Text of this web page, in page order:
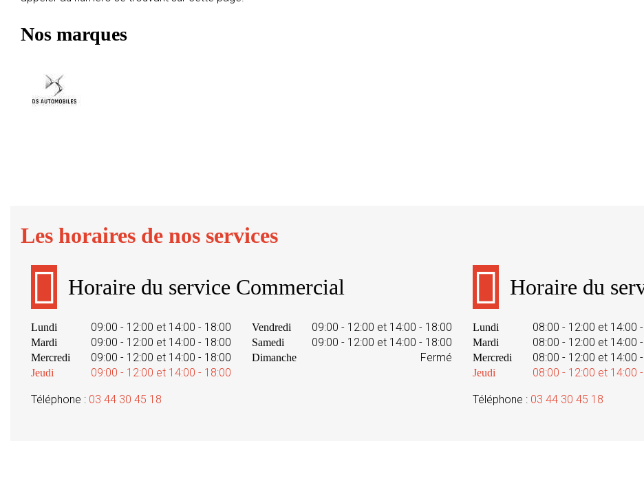
Nos marques
Les horaires de nos services
Horaire du service Commercial
Lundi 09:00 - 12:00 et 14:00 - 18:00
Mardi 09:00 - 12:00 et 14:00 - 18:00
Mercredi 09:00 - 12:00 et 14:00 - 18:00
Jeudi 09:00 - 12:00 et 14:00 - 18:00
Vendredi 09:00 - 12:00 et 14:00 - 18:00
Samedi 09:00 - 12:00 et 14:00 - 18:00
Dimanche Fermé
Téléphone : 03 44 30 45 18
Horaire du
Lundi 08:00 - 12:00 et 14:00
Mardi 08:00 - 12:00 et 14:00
Mercredi 08:00 - 12:00 et 14:00
Jeudi 08:00 - 12:00 et 14:00
Téléphone : 03 44 30 45 18